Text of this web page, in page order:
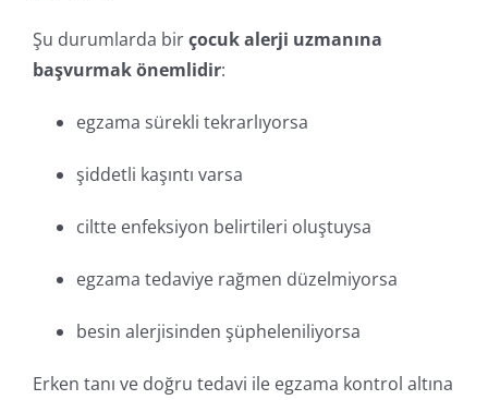
Şu durumlarda birçocuk alerji uzmanına
başvurmak önemlidir:
egzama sürekli tekrarlıyorsa
şiddetli kaşıntı varsa
ciltte enfeksiyon belirtileri oluştuysa
egzama tedaviye rağmen düzelmiyorsa
besin alerjisinden şüpheleniliyorsa
Erken tanı ve doğru tedavi ile egzama kontrol altına